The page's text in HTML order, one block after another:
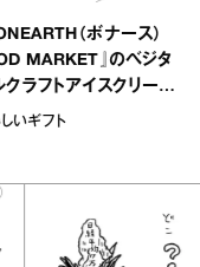
『BONEARTH（ボナー
FOOD MARKET』のベ
ブルクラフトアイスク
｜真野知子の「おいし
おいしいギフト